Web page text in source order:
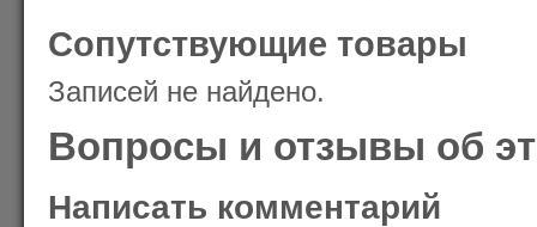
Сопутствующие товары
Записей не найдено.
Вопросы и отзывы об
Написать комментарий